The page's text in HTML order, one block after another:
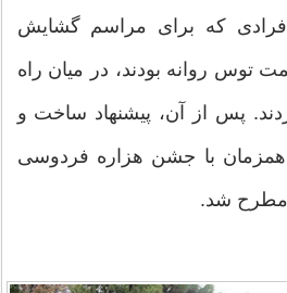
که برای مراسم گشایش
توس روانه بودند، در میان راه
پس از آن، پیشنهاد ساخت و
همزمان با جشن هزاره فردوسی
مطرح شد.